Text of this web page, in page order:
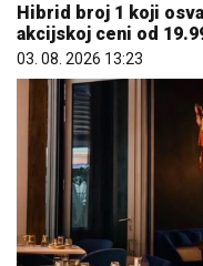
Hibrid broj 1 koji
akcijskoj ceni od
03. 08. 2026 13:23